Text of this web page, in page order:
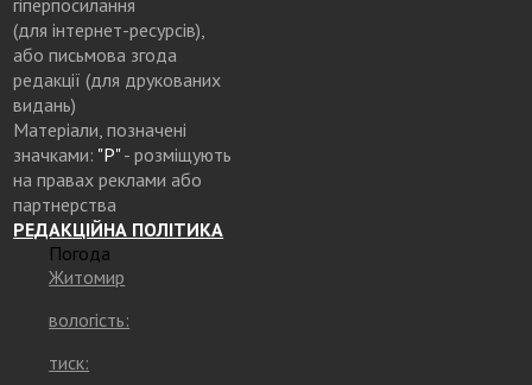
(для інтернет-ресурсів),
або письмова згода
редакції (для друкованих
видань)
Матеріали, позначені
значками: "Р"- розміщують
на правах реклами або
партнерства
РЕДАКЦІЙНА ПОЛІТИКА
Погода
Житомир
вологість:
тиск: